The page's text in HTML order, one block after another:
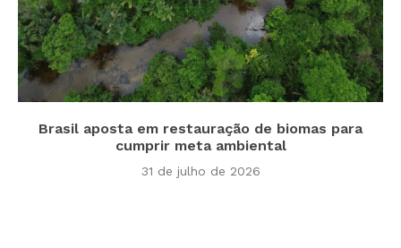
Brasil aposta em restauração de biomas para
cumprir meta ambiental
31 de julho de 2026